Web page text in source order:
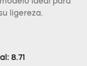
ligereza.
8.71